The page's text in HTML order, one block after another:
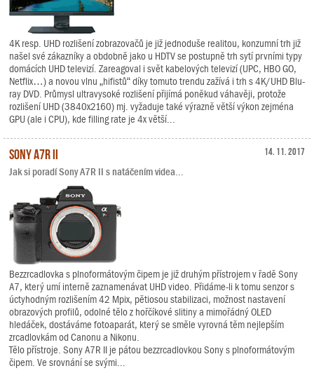
4K resp. UHD rozlišení zobrazovačů je již jednoduše realitou, konzumní trh již
našel své zákazníky a obdobně jako u HDTV se postupně trh sytí prvními typy
domácích UHD televizí. Zareagoval i svět kabelových televizí (UPC, HBO GO,
Netflix…) a novou vlnu „hifistů“ díky tomuto trendu zažívá i trh s 4K/UHD Blu-
ray DVD. Průmysl ultravysoké rozlišení přijímá poněkud váhavěji, protože
rozlišení UHD (3840x2160) mj. vyžaduje také výrazně větší výkon zejména
GPU (ale i CPU), kde filling rate je 4x větší...
14. 11. 2017
Sony A7R II
Jak si poradí Sony A7R II s natáčením videa...
Bezzrcadlovka s plnoformátovým čipem je již druhým přístrojem v řadě Sony
A7, který umí interně zaznamenávat UHD video. Přidáme-li k tomu senzor s
úctyhodným rozlišením 42 Mpix, pětiosou stabilizaci, možnost nastavení
obrazových profilů, odolné tělo z hořčíkové slitiny a mimořádný OLED
hledáček, dostáváme fotoaparát, který se směle vyrovná těm nejlepším
zrcadlovkám od Canonu a Nikonu.
Tělo přístroje. Sony A7R II je pátou bezzrcadlovkou Sony s plnoformátovým
čipem. Ve srovnání se svými...